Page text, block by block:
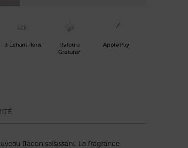
3 Échantillons
Retours
Gratuits*
Apple Pay
flacon saisissant. La fragrance